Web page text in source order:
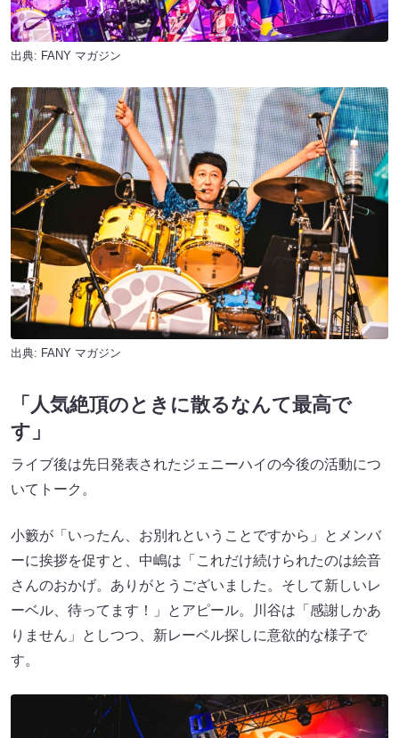
出典: FANY マガジン
出典: FANY マガジン
「人気絶頂のときに散るなんて最高で
す」
ライブ後は先日発表されたジェニーハイの今後の活動につ
いてトーク。
小籔が「いったん、お別れということですから」とメンバ
ーに挨拶を促すと、中嶋は「これだけ続けられたのは絵音
さんのおかげ。ありがとうございました。そして新しいレ
ーベル、待ってます！」とアピール。川谷は「感謝しかあ
りません」としつつ、新レーベル探しに意欲的な様子で
す。